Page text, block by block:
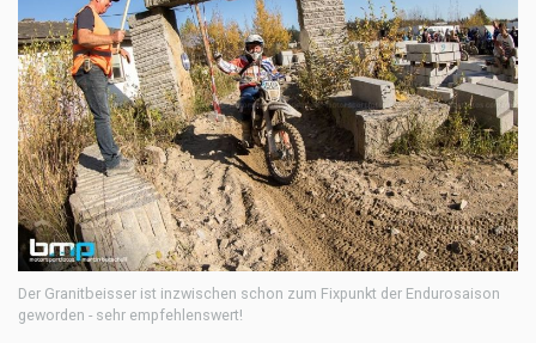
Der Granitbeisser ist inzwischen schon zum Fixpunkt der Endurosaison
geworden - sehr empfehlenswert!